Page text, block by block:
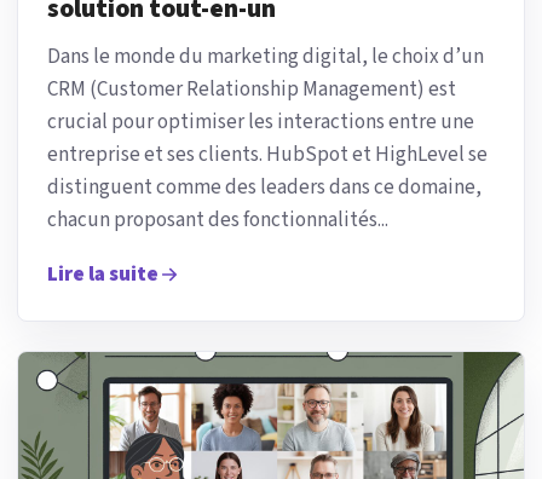
solution tout-en-un
Dans le monde du marketing digital, le choix d’un
CRM (Customer Relationship Management) est
crucial pour optimiser les interactions entre une
entreprise et ses clients. HubSpot et HighLevel se
distinguent comme des leaders dans ce domaine,
chacun proposant des fonctionnalités...
Lire la suite